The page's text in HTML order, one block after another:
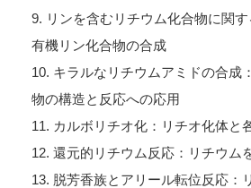
9. リンを含むリチウム化合物に関
有機リン化合物の合成
10. キラルなリチウムアミドの合成
物の構造と反応への応用
11. カルボリチオ化：リチオ化体と
12. 還元的リチウム反応：リチウム
13. 脱芳香族とアリール転位反応：